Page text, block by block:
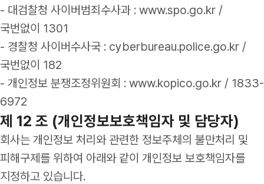
- 대검찰청 사이버범죄수사과 : www.spo.go.kr /
국번없이 1301
- 경찰청 사이버수사국 : cyberbureau.police.go.kr /
국번없이 182
- 개인정보 분쟁조정위원회 : www.kopico.go.kr / 1833-
6972
제 12 조 (개인정보보호책임자 및 담당자)
회사는 개인정보 처리와 관련한 정보주체의 불만처리 및
피해구제를 위하여 아래와 같이 개인정보 보호책임자를
지정하고 있습니다.